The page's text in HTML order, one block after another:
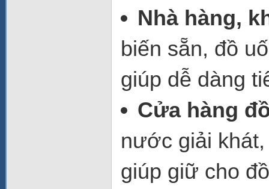
Nhà hàng,
biến sẵn, đồ
giúp dễ dàng
Cửa hàng
nước giải
giúp giữ cho